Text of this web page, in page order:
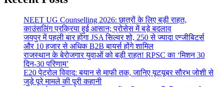
NEET UG Counselling 2026: छात्रों के लिए बड़ी राहत,
काउंसलिंग प्रक्रिया हुई आसान; प्रोसेस में बड़े बदलाव
जयपुर में पहली बार होगा JSA सिल्वर शो, 250 से ज्यादा एग्जीबिटर्स
और 10 हजार से अधिक B2B बायर्स होंगे शामिल
राजस्थान के बेरोजगार युवाओं को बड़ी राहत! RPSC का ‘मिशन 30
दिन-30 परिणाम’
E20 पेट्रोल विवाद: बयान से माफी तक, जानिए यूट्यूबर सौरभ जोशी से
जुड़े पूरे मामले की पूरी कहानी